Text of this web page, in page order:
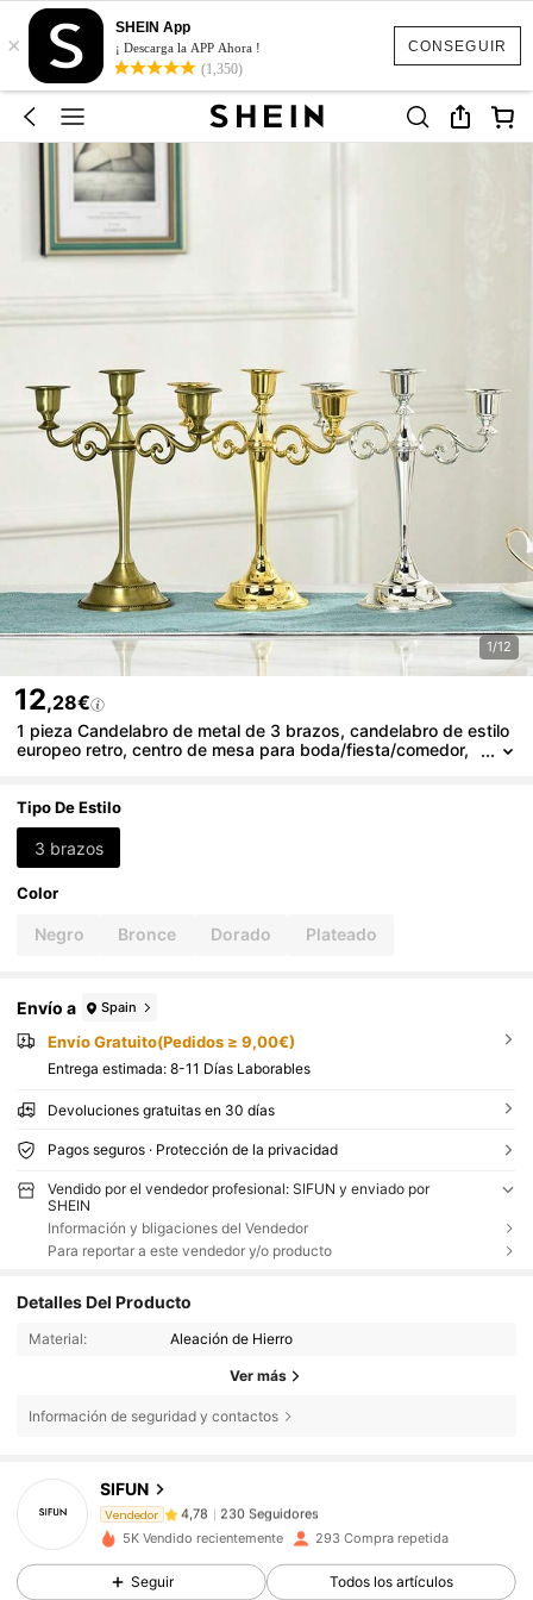
CONSEGUIR
×
SHEIN App
¡ Descarga la APP Ahora !
(1,350)
1/12
12,28€
1 pieza Candelabro de metal de 3 brazos, candelabro de estilo
europeo retro, centro de mesa para boda/fiesta/comedor,
Tipo De Estilo
3 brazos
Color
Negro Bronce Dorado Plateado
Envío a Spain
Envío Gratuito(Pedidos ≥ 9,00€)
Entrega estimada: 8-11 Días Laborables
Devoluciones gratuitas en 30 días
Pagos seguros · Protección de la privacidad
Vendido por el vendedor profesional: SIFUN y enviado por
SHEIN
Información y bligaciones del Vendedor
Para reportar a este vendedor y/o producto
Detalles Del Producto
Material: Aleación de Hierro
Ver más
Información de seguridad y contactos
SIFUN
Vendedor 4,78 230 Seguidores
230 Seguidores
5K Vendido recientemente 293 Compra repetida
Seguir Todos los artículos